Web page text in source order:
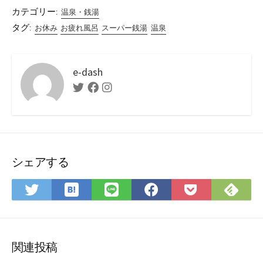
カテゴリー: 温泉・銭湯
タグ: お休み お疲れ風呂 スーパー銭湯 温泉
e-dash
TwitterFacebookInstagram
シェアする
Twitter
で
ア
は
て
LINE
で
Facebook
で
Pocket
に
で
関連投稿